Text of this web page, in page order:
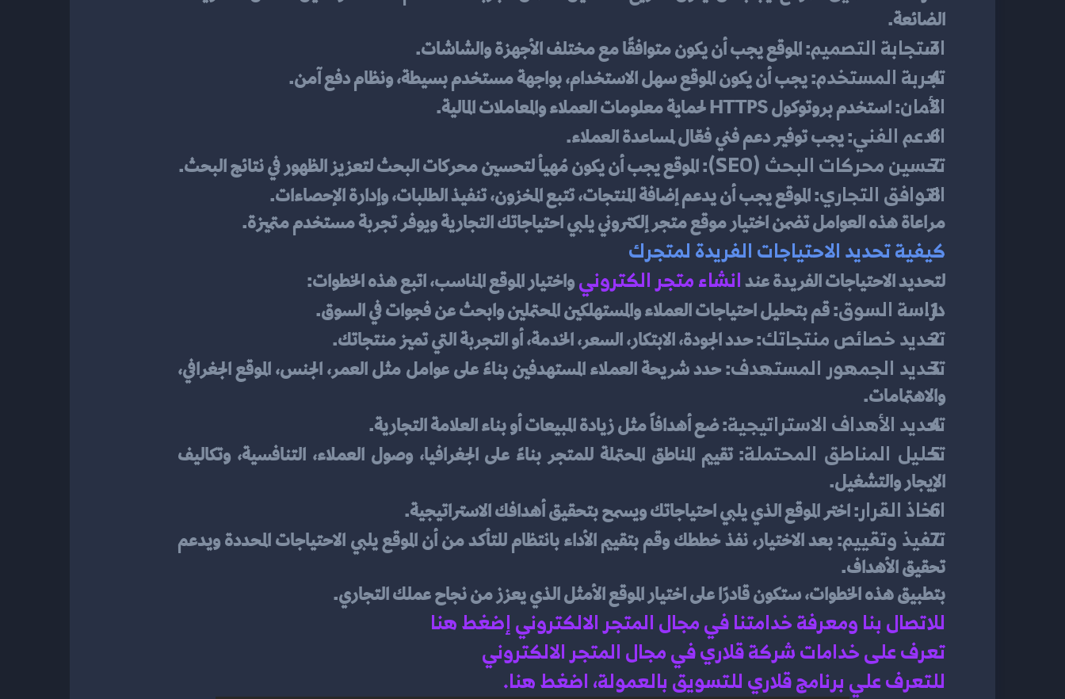
الضائعة.
استجابة التصميم: الموقع يجب أن يكون متوافقًا مع مختلف الأجهزة والشاشات.
تجربة المستخدم: يجب أن يكون الموقع سهل الاستخدام، بواجهة مستخدم بسيطة، ونظام دفع آمن.
الأمان: استخدم بروتوكول HTTPS لحماية معلومات العملاء والمعاملات المالية.
الدعم الفني: يجب توفير دعم فني فعّال لمساعدة العملاء.
تحسين محركات البحث (SEO) : الموقع يجب أن يكون مُهيأ لتحسين محركات البحث لتعزيز الظهور في نتائج البحث.
التوافق التجاري: الموقع يجب أن يدعم إضافة المنتجات، تتبع المخزون، تنفيذ الطلبات، وإدارة الإحصاءات.
مراعاة هذه العوامل تضمن اختيار موقع متجر إلكتروني يلبي احتياجاتك التجارية ويوفر تجربة مستخدم متميزة.
كيفية تحديد الاحتياجات الفريدة لمتجرك
لتحديد الاحتياجات الفريدة عند انشاء متجر الكترونيواختيار الموقع المناسب، اتبع هذه الخطوات:
دراسة السوق: قم بتحليل احتياجات العملاء والمستهلكين المحتملين وابحث عن فجوات في السوق.
تحديد خصائص منتجاتك: حدد الجودة، الابتكار، السعر، الخدمة، أو التجربة التي تميز منتجاتك.
تحديد الجمهور المستهدف
والاهتمامات.
تحديد الأهداف الاستراتيجية: ضع أهدافاً مثل زيادة المبيعات أو بناء العلامة التجارية.
تحليل المناطق المحتملة
الإيجار والتشغيل.
اتخاذ القرار: اختر الموقع الذي يلبي احتياجاتك ويسمح بتحقيق أهدافك الاستراتيجية.
تنفيذ وتقييم
تحقيق الأهداف.
بتطبيق هذه الخطوات، ستكون قادرًا على اختيار الموقع الأمثل الذي يعزز من نجاح عملك التجاري.
للاتصال بنا ومعرفة خدامتنا في مجال المتجر الالكتروني إضغط هنا
تعرف على خدامات شركة قلاري في مجال المتجر الالكتروني
للتعرف علي برنامج قلاري للتسويق بالعمولة، اضغط هنا.